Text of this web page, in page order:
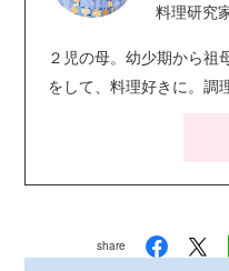
料理研究
２児の母。幼少期から祖
をして、料理好きに。調
シピを提供。 自宅では
share